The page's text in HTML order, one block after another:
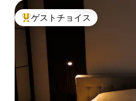
大好評のゲストチョイスです。
ゲストチョイス